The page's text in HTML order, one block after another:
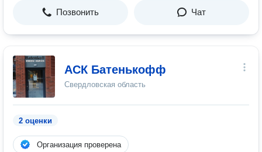
Позвонить Чат
АСК Батенькофф
Свердловская область
2 оценки
Организация проверена